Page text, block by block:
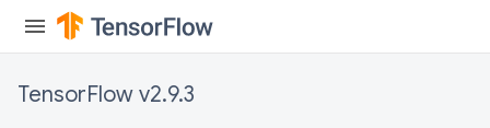
TensorFlow v2.9.3